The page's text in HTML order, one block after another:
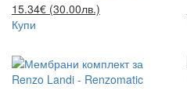
15.34€ (30.00лв.)
Купи